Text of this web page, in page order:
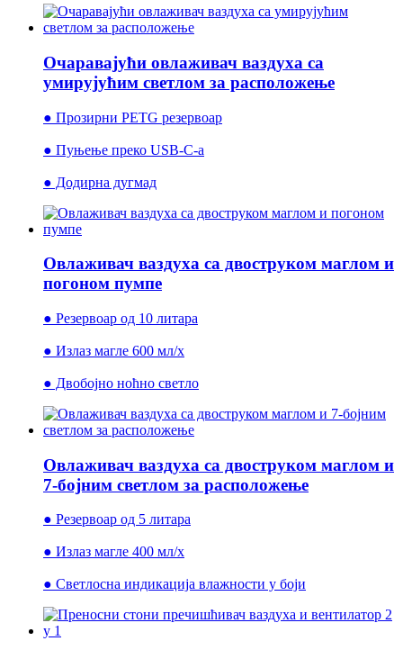
Очаравајући овлаживач ваздуха са
умирујућим светлом за расположење
● Прозирни PETG резервоар
● Пуњење преко USB-C-а
● Додирна дугмад
Овлаживач ваздуха са двоструком маглом и
погоном пумпе
● Резервоар од 10 литара
● Излаз магле 600 мл/х
● Двобојно ноћно светло
Овлаживач ваздуха са двоструком маглом и
7-бојним светлом за расположење
● Резервоар од 5 литара
● Излаз магле 400 мл/х
● Светлосна индикација влажности у боји